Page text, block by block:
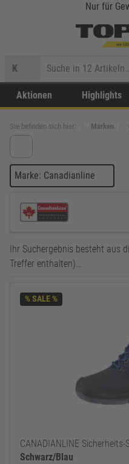
Nur für
K
Aktionen Highlights
Sie befinden sich hier: Marken
Marke: Canadianline
Ihr Suchergebnis besteht aus
Treffer enthalten)…
% SALE %
CANADIANLINE Sicherheits-
Schwarz/Blau